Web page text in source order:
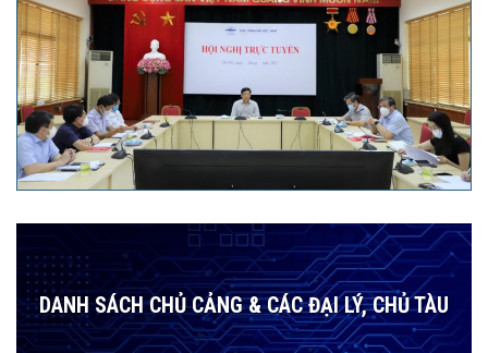
DANH SÁCH CHỦ CẢNG & CÁC ĐẠI LÝ, CHỦ TÀU